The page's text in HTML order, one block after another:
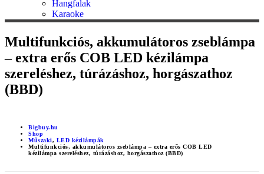
Hangfalak
Karaoke
Multifunkciós, akkumulátoros zseblámpa
– extra erős COB LED kézilámpa
szereléshez, túrázáshoz, horgászathoz
(BBD)
Bigbuy.hu
Shop
Műszaki, LED kézilámpák
Multifunkciós, akkumulátoros zseblámpa – extra erős COB LED
kézilámpa szereléshez, túrázáshoz, horgászathoz (BBD)